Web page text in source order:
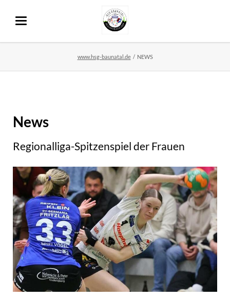
www.hsg-baunatal.de NEWS
News
Regionalliga-Spitzenspiel der Frauen